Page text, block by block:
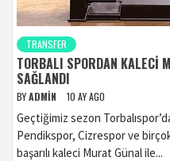
TRANSFER
TORBALI SPORDAN KALECI
SAĞLANDI
BYADMIN 10 AY AGO
Geçtiğimiz sezon
Pendikspor, Cizrespor ve
başarılı kaleci Murat Günal ile...